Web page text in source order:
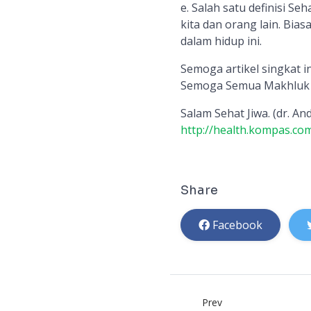
e. Salah satu definisi
kita dan orang lain.
dalam hidup ini.
Semoga artikel singkat
Semoga Semua
Salam Sehat Jiwa. (dr.
http://
Share
Facebook
Prev